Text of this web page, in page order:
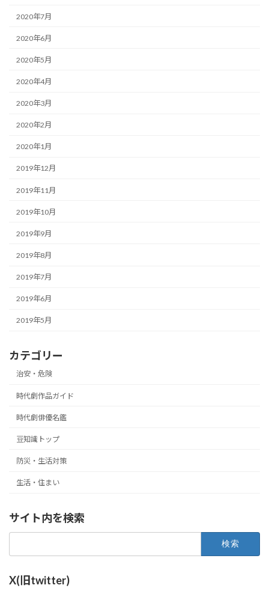
2020年7月
2020年6月
2020年5月
2020年4月
2020年3月
2020年2月
2020年1月
2019年12月
2019年11月
2019年10月
2019年9月
2019年8月
2019年7月
2019年6月
2019年5月
カテゴリー
治安・危険
時代劇作品ガイド
時代劇俳優名鑑
豆知識トップ
防災・生活対策
生活・住まい
サイト内を検索
X(旧twitter)